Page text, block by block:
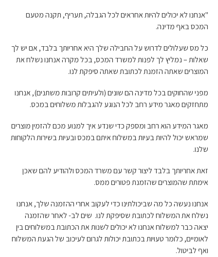
"אנחנו לא יכולים להיות אחראים לכל הגבלה, תעריף, תקנה מטעם
המכס באף מדינה.
כל מס שעלולים לדרוש על החבילה שלך היא אחריותך בלבד, אם יש לך
שאלות – נמליץ לך לפנות למשרד המכס, בכל מקרה אנחנו נשלח את
המוצרים שאתה הזמנת לכתובת שאתה סיפקת לנו.
מפני שהחוקים בכל מדינה הם שונים (ולעיתים קרובות משתנים), אנחנו
מתחזקים מאגר מידע רחב לכל הנוגע להגבלות משלוחים במכס.
מאגר המידע הוא רחב ומספק כדי שנדע איך למנוע מכם להזמין מוצרים
שמראש יכול להיות בעיות במשלוח איתם במכס ובעיות בשירות הלקוחות
שלנו.
זאת אחריותך בלבד ליצור קשר עם משרד המכס ולהודיע להם שאכן
אימתת שהמוצרים שהזמנת פטורים ממס.
אנחנו נעשה כל מה שביכולתינו כדי לעקוב אחרי ההזמנה שלך, אנחנו
נשלח את המשלוח לכתובת שסיפקת לנו. שים לב- לאחר שהזמנה
יצאה כבר למשלוח אנחנו לא יכולים לשנות את הכתובת במשלוחים בין
לאומיים, כלומר טעויות בכתובת יכולות לגרום לעיכוב של הגעת המשלוח
ואף לביטול.